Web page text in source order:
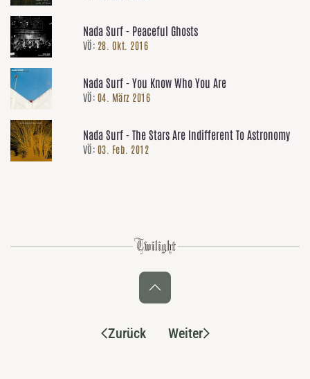
Nada Surf - Peaceful Ghosts
VÖ: 28. Okt. 2016
Nada Surf - You Know Who You Are
VÖ: 04. März 2016
Nada Surf - The Stars Are Indifferent To Astronomy
VÖ: 03. Feb. 2012
Zurück Weiter